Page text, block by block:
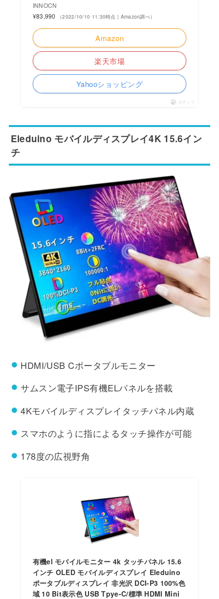
INNOCN
¥83,990
（2022/10/10 11:30時点 | Amazon調べ）
Amazon
楽天市場
Yahooショッピング
ポチップ
Eleduino モバイルディスプレイ4K 15.6イン
チ
HDMI/USB Cポータブルモニター
サムスン電子IPS有機ELパネルを搭載
4Kモバイルディスプレイタッチパネル内蔵
スマホのように指によるタッチ操作が可能
178度の広視野角
有機el モバイルモニター 4k タッチパネル 15.6
インチ OLED モバイルディスプレイ Eleduino
ポータブルディスプレイ 非光沢 DCI-P3 100%色
域 10 Bit表示色 USB Tpye-C/標準 HDMI Mini